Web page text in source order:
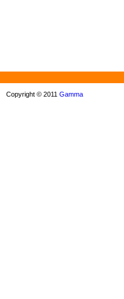
Copyright © 2011 Gamma